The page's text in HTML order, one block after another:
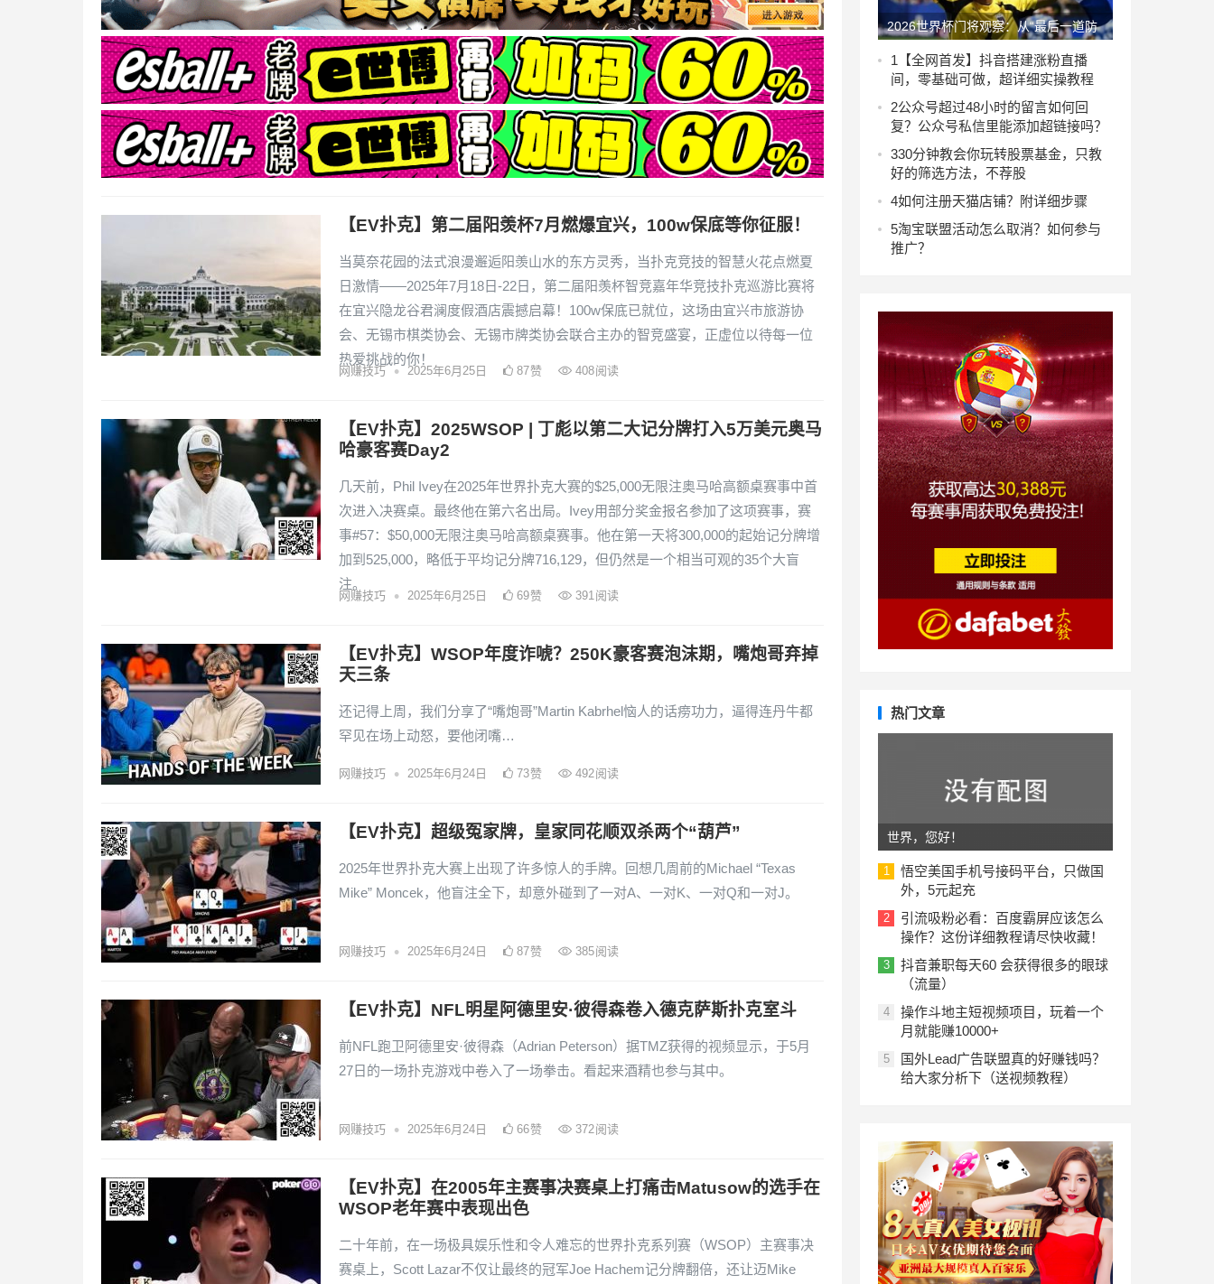
【EV扑克】第二届阳羡杯7月燃爆宜兴，100w保底等你征服！
当莫奈花园的法式浪漫邂逅阳羡山水的东方灵秀，当扑克竞技的智慧火花点燃夏
日激情——2025年7月18日-22日，第二届阳羡杯智竞嘉年华竞技扑克巡游比赛将
在宜兴隐龙谷君澜度假酒店震撼启幕！100w保底已就位，这场由宜兴市旅游协
会、无锡市棋类协会、无锡市牌类协会联合主办的智竞盛宴，正虚位以待每一位
热爱挑战的你！
网赚技巧 • 2025年6月25日 87赞 408阅读
【EV扑克】2025WSOP | 丁彪以第二大记分牌打入5万美元奥马
哈豪客赛Day2
几天前，Phil Ivey在2025年世界扑克大赛的$25,000无限注奥马哈高额桌赛事中首
次进入决赛桌。最终他在第六名出局。Ivey用部分奖金报名参加了这项赛事，赛
事#57：$50,000无限注奥马哈高额桌赛事。他在第一天将300,000的起始记分牌增
加到525,000，略低于平均记分牌716,129，但仍然是一个相当可观的35个大盲
注。
网赚技巧 • 2025年6月25日 69赞 391 阅读
【EV扑克】WSOP年度诈唬？250K豪客赛泡沫期，嘴炮哥弃掉
天三条
还记得上周，我们分享了“嘴炮哥”Martin Kabrhel恼人的话痨功力，逼得连丹牛都
罕见在场上动怒，要他闭嘴…
网赚技巧 • 2025年6月24日 73赞 492阅读
【EV扑克】超级冤家牌，皇家同花顺双杀两个“葫芦”
2025年世界扑克大赛上出现了许多惊人的手牌。回想几周前的Michael “Texas
Mike” Moncek，他盲注全下，却意外碰到了一对A、一对K、一对Q和一对J。
网赚技巧 • 2025年6月24日 87赞 385阅读
【EV扑克】NFL明星阿德里安·彼得森卷入德克萨斯扑克室斗
前NFL跑卫阿德里安·彼得森（Adrian Peterson）据TMZ获得的视频显示，于5月
27日的一场扑克游戏中卷入了一场拳击。看起来酒精也参与其中。
网赚技巧 • 2025年6月24日 66赞 372阅读
【EV扑克】在2005年主赛事决赛桌上打痛击Matusow的选手在
WSOP老年赛中表现出色
二十年前，在一场极具娱乐性和令人难忘的世界扑克系列赛（WSOP）主赛事决
赛桌上，Scott Lazar不仅让最终的冠军Joe Hachem记分牌翻倍，还让迈Mike
2026世界杯门将观察：从“最后一道防
线”到“第一进攻发起点”
1 【全网首发】抖音搭建涨粉直播
间，零基础可做，超详细实操教程
2公众号超过48小时的留言如何回
复？公众号私信里能添加超链接吗？
330分钟教会你玩转股票基金，只教
好的筛选方法，不荐股
4如何注册天猫店铺？附详细步骤
5淘宝联盟活动怎么取消？如何参与
推广？
热门文章
世界，您好！
1
悟空美国手机号接码平台，只做国
外，5元起充
2
引流吸粉必看：百度霸屏应该怎么
操作？这份详细教程请尽快收藏！
3
抖音兼职每天60 会获得很多的眼球
（流量）
4
操作斗地主短视频项目，玩着一个
月就能赚10000+
5
国外Lead广告联盟真的好赚钱吗？
给大家分析下（送视频教程）